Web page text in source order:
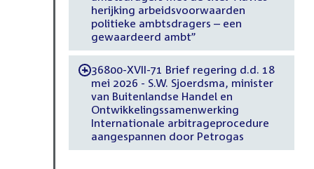
herijking arbeidsvoorwaarden
politieke ambtsdragers – een
gewaardeerd ambt”
-36800-XVII-71 Brief regering d.d. 18
mei 2026 - S.W. Sjoerdsma, minister
van Buitenlandse Handel en
Ontwikkelingssamenwerking
Internationale arbitrageprocedure
aangespannen door Petrogas